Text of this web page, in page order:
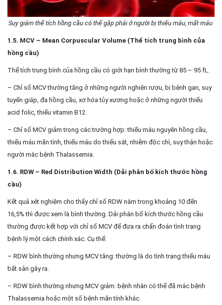
Suy giảm thể tích hồng cầu có thể gặp phải ở người bị thiếu máu, mất máu
1.5. MCV – Mean Corpuscular Volume (Thể tích trung bình của
hồng cầu)
Thể tích trung bình của hồng cầu có giới hạn bình thường từ 85 – 95 fL.
– Chỉ số MCV thường tăng ở những người nghiện rượu, bị bệnh gan, suy
tuyến giáp, đa hồng cầu, xơ hóa tủy xương hoặc ở những người thiếu
acid folic, thiếu vitamin B12.
– Chỉ số MCV giảm trong các trường hợp: thiếu máu nguyên hồng cầu,
thiếu máu mãn tính, thiếu máu do thiếu sắt, nhiễm độc chì, suy thận hoặc
người mắc bệnh Thalassemia.
1.6. RDW – Red Distribution Width (Dải phân bố kích thước hồng
cầu)
Kết quả xét nghiệm cho thấy chỉ số RDW nằm trong khoảng 10 đến
16,5% thì được xem là bình thường. Dải phân bố kích thước hồng cầu
thường được kết hợp với chỉ số MCV để đưa ra chẩn đoán tình trạng
bệnh lý một cách chính xác. Cụ thể:
– RDW bình thường nhưng MCV tăng: thường là do tình trạng thiếu máu
bất sản gây ra.
– RDW bình thường nhưng MCV giảm: bệnh nhân có thể đã mắc bệnh
Thalassemia hoặc một số bệnh mãn tính khác.